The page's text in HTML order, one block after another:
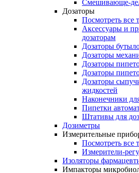
Смешивающе-
Дозаторы
Посмотреть все
Аксессуары и
дозаторам
Дозаторы
Дозаторы
Дозаторы
Дозаторы
Дозаторы
жидкостей
Наконечники
Пипетки
Штативы для
Дозиметры
Измерительные
Посмотреть все
Измерители-
Изоляторы
Импакторы